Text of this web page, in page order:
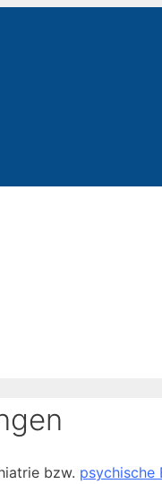
bzw. psychische